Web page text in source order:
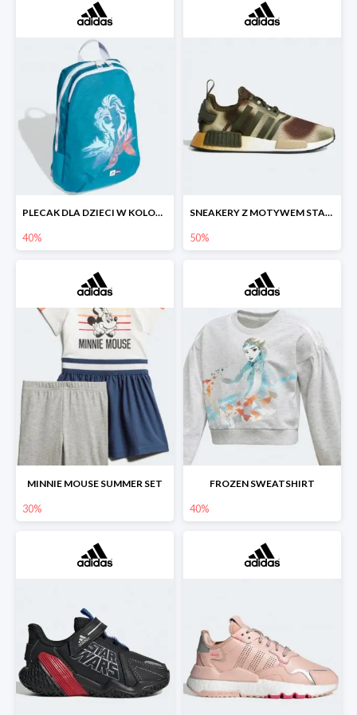
PLECAK DLA DZIECI W KOLORZE ZIMNEGO BŁĘKITU OZDOBIONY WIZERUNKIEM ELSY
40%
SNEAKERY Z MOTYWEM STAR WARS™ W TECHNICZNYM STYLU.
50%
MINNIE MOUSE SUMMER SET
30%
FROZEN SWEATSHIRT
40%